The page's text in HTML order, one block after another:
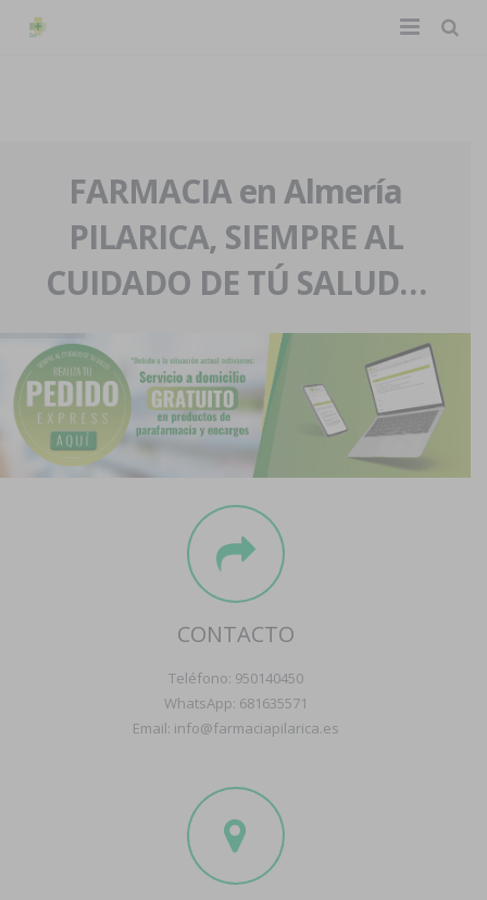
La farmacia
Nuestra historia
Nuestro equipo
Eventos
Servicios y reservas
Pedidos express
Blog
Contacto
Boletín
FARMACIA en Almería
PILARICA, SIEMPRE AL
CUIDADO DE TÚ SALUD…
CONTACTO
Teléfono: 950140450
WhatsApp: 681635571
Email: info@farmaciapilarica.es